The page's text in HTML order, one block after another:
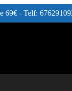
69€ - Telf: